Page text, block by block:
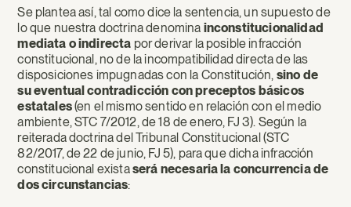
Se plantea así, tal como dice la sentencia, un supuesto de
lo que nuestra doctrina denomina inconstitucionalidad
mediata o indirecta por derivar la posible infracción
constitucional, no de la incompatibilidad directa de las
disposiciones impugnadas con la Constitución, sino de
su eventual contradicción con preceptos básicos
estatales(en el mismo sentido en relación con el medio
ambiente, STC 7/2012, de 18 de enero, FJ 3). Según la
reiterada doctrina del Tribunal Constitucional (STC
82/2017, de 22 de junio, FJ 5), para que dicha infracción
constitucional existaserá necesaria la concurrencia de
dos circunstancias: